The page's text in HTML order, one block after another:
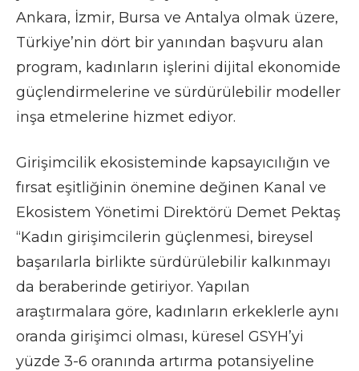
Ankara, İzmir, Bursa ve Antalya olmak üzere,
Türkiye’nin dört bir yanından başvuru alan
program, kadınların işlerini dijital ekonomide
güçlendirmelerine ve sürdürülebilir modeller
inşa etmelerine hizmet ediyor.
Girişimcilik ekosisteminde kapsayıcılığın ve
fırsat eşitliğinin önemine değinen Kanal ve
Ekosistem Yönetimi Direktörü Demet Pektaş
“Kadın girişimcilerin güçlenmesi, bireysel
başarılarla birlikte sürdürülebilir kalkınmayı
da beraberinde getiriyor. Yapılan
araştırmalara göre, kadınların erkeklerle aynı
oranda girişimci olması, küresel GSYH’yi
yüzde 3-6 oranında artırma potansiyeline